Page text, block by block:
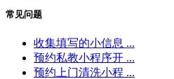
常见问题
收集填写的小信息 ...
预约私教小程序开 ...
预约上门清洗小程 ...